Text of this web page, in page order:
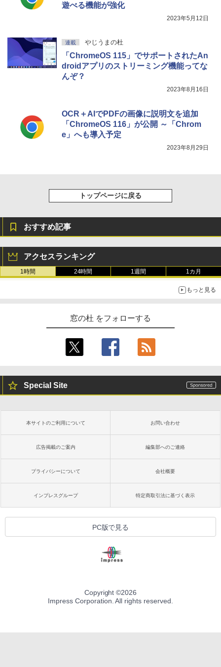
遊べる機能が強化
2023年5月12日
連載 やじうまの杜
「ChromeOS 115」でサポートされたAn
droidアプリのストリーミング機能ってな
んぞ？
2023年8月16日
OCR＋AIでPDFの画像に説明文を追加
「ChromeOS 116」が公開 ～「Chrom
e」へも導入予定
2023年8月29日
トップページに戻る
おすすめ記事
アクセスランキング
1時間 24時間 1週間 1カ月
もっと見る
窓の杜 をフォローする
Special Site
本サイトのご利用について お問い合わせ
広告掲載のご案内 編集部へのご連絡
プライバシーについて 会社概要
インプレスグループ 特定商取引法に基づく表示
PC版で見る
Copyright ©2026
Impress Corporation. All rights reserved.